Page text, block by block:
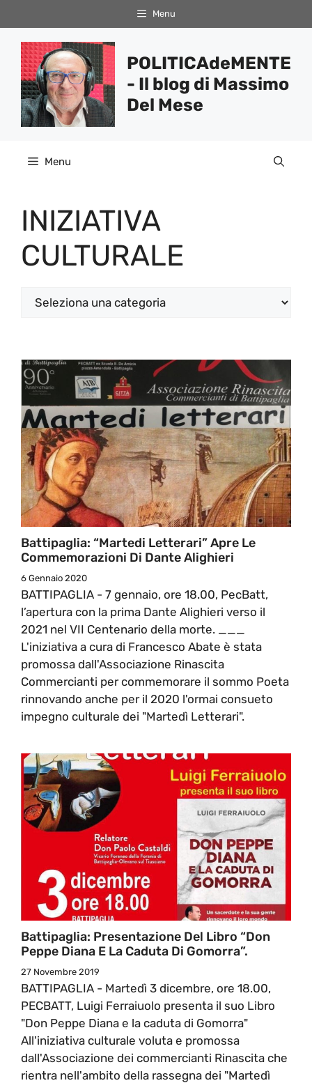
al
contenuto
Menu
POLITICAdeMENTE
- Il blog di Massimo
Del Mese
Menu
INIZIATIVA
CULTURALE
Categorie
Battipaglia: “Martedi Letterari” Apre Le
Commemorazioni Di Dante Alighieri
6 Gennaio 2020
BATTIPAGLIA - 7 gennaio, ore 18.00, PecBatt,
l’apertura con la prima Dante Alighieri verso il
2021 nel VII Centenario della morte. ___
L'iniziativa a cura di Francesco Abate è stata
promossa dall'Associazione Rinascita
Commercianti per commemorare il sommo Poeta
rinnovando anche per il 2020 l'ormai consueto
impegno culturale dei "Martedì Letterari".
Battipaglia: Presentazione Del Libro “Don
Peppe Diana E La Caduta Di Gomorra”.
27 Novembre 2019
BATTIPAGLIA - Martedì 3 dicembre, ore 18.00,
PECBATT, Luigi Ferraiuolo presenta il suo Libro
"Don Peppe Diana e la caduta di Gomorra"
All'iniziativa culturale voluta e promossa
dall'Associazione dei commercianti Rinascita che
rientra nell'ambito della rassegna dei "Martedì